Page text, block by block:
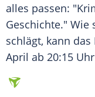
alles passen:
Geschichte." Wie
schlägt, kann das
April ab 20:15